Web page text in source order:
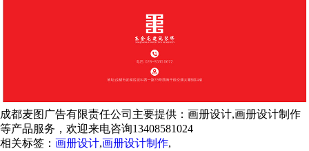
成都麦图广告有限责任公司主要提供：画册设计,画册设计制作
等产品服务，欢迎来电咨询13408581024
相关标签： 画册设计,画册设计制作,